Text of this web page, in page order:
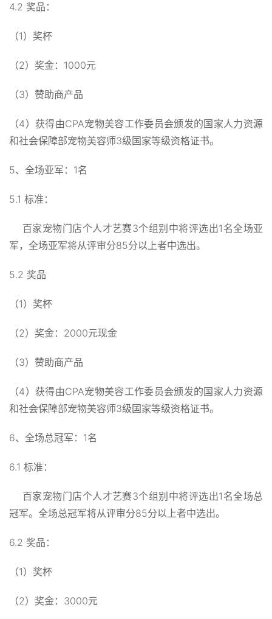
4.2 奖品：
（1）奖杯
（2）奖金：1000元
（3）赞助商产品
（4）获得由CPA宠物美容工作委员会颁发的国家人力资源
和社会保障部宠物美容师3级国家等级资格证书。
5、全场亚军：1名
5.1 标准：
百家宠物门店个人才艺赛3个组别中将评选出1名全场亚
军，全场亚军将从评审分85分以上者中选出。
5.2 奖品
（1）奖杯
（2）奖金：2000元现金
（3）赞助商产品
（4）获得由CPA宠物美容工作委员会颁发的国家人力资源
和社会保障部宠物美容师3级国家等级资格证书。
6、全场总冠军：1名
6.1 标准：
百家宠物门店个人才艺赛3个组别中将评选出1名全场总
冠军。全场总冠军将从评审分85分以上者中选出。
6.2 奖品：
（1）奖杯
（2）奖金：3000元